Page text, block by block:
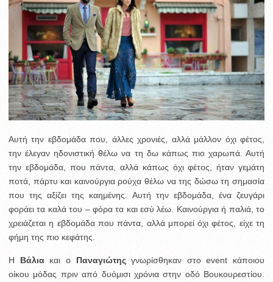
Αυτή την εβδομάδα που, άλλες χρονιές, αλλά μάλλον όχι φέτος,
την έλεγαν ηδονιστική θέλω να τη δω κάπως πιο χαρωπά. Αυτή
την εβδομάδα, που πάντα, αλλά κάπως όχι φέτος, ήταν γεμάτη
ποτά, πάρτυ και καινούργια ρούχα θέλω να της δώσω τη σημασία
που της αξίζει της καημένης. Αυτή την εβδομάδα, ένα ζευγάρι
φοράει τα καλά του – φόρα τα και εσύ λέω. Καινούργια ή παλιά, το
χρειάζεται η εβδομάδα που πάντα, αλλά μπορεί όχι φέτος, είχε τη
φήμη της πιο κεφάτης.
Η Βάλιακαι ο Παναγιώτηςγνωρίσθηκαν στο event κάποιου
οίκου μόδας πριν από δυόμισι χρόνια στην οδό Βουκουρεστίου.